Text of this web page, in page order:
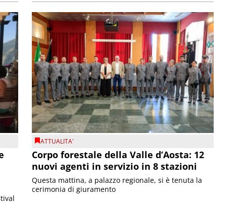
ATTUALITA'
Corpo forestale della Valle d’Aosta: 12
nuovi agenti in servizio in 8 stazioni
Questa mattina, a palazzo regionale, si è tenuta la
cerimonia di giuramento